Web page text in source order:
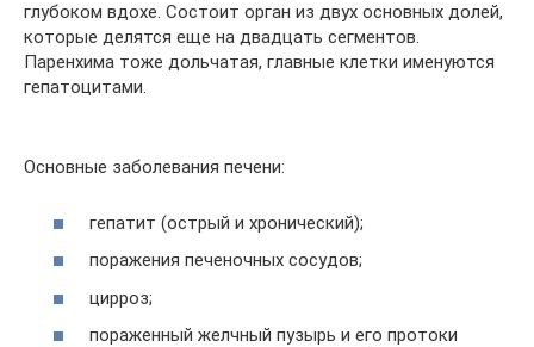
глубоком вдохе. Состоит орган из двух основных долей,
которые делятся еще на двадцать сегментов.
Паренхима тоже дольчатая, главные клетки именуются
гепатоцитами.
Основные заболевания печени:
гепатит (острый и хронический);
поражения печеночных сосудов;
цирроз;
пораженный желчный пузырь и его протоки